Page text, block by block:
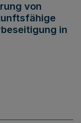
von
in